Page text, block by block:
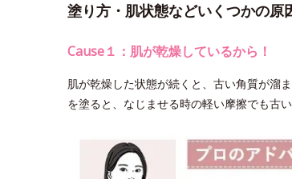
塗り方・肌状態などいくつかの原
Cause１：肌が乾燥しているから！
肌が乾燥した状態が続くと、古い角質が溜
を塗ると、なじませる時の軽い摩擦でも古